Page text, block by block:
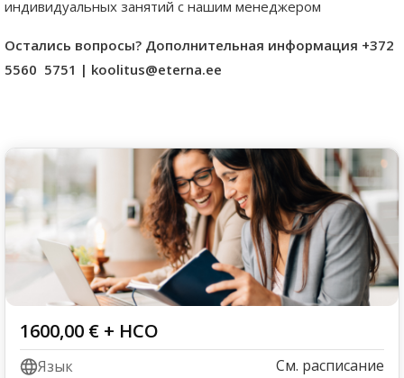
индивидуальных занятий с нашим менеджером
Остались вопросы? Дополнительная информация +372
5560 5751 | koolitus@eterna.ee
1600,00 € + НСО
Язык См. расписание